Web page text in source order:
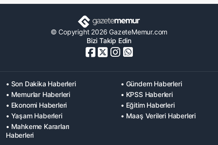
© Copyright 2026 GazeteMemur.com
Bizi Takip Edin
• Son Dakika Haberleri
• Gündem Haberleri
• Memurlar Haberleri
• KPSS Haberleri
• Ekonomi Haberleri
• Eğitim Haberleri
• Yaşam Haberleri
• Maaş Verileri Haberleri
• Mahkeme Kararları
Haberleri